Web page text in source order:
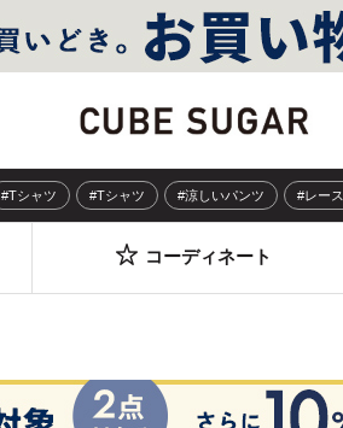
#Tシャツ #Tシャツ #涼しいパンツ #レース
コーディネート